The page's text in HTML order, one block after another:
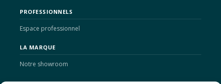
PROFESSIONNELS
Espace professionnel
LA MARQUE
Notre showroom